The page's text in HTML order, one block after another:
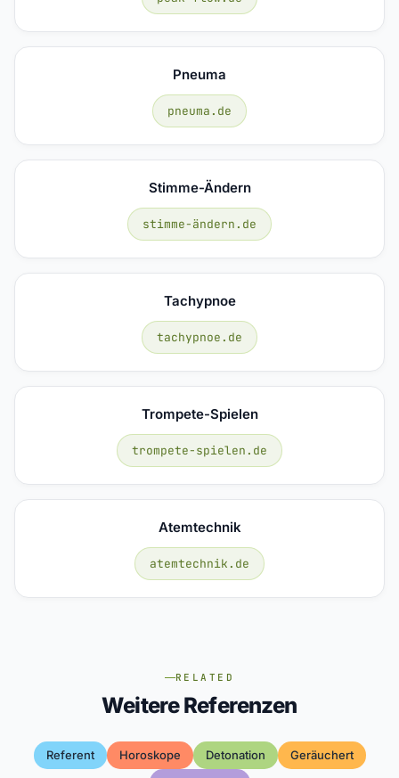
Pneuma
pneuma.de
Stimme-Ändern
stimme-ändern.de
Tachypnoe
tachypnoe.de
Trompete-Spielen
trompete-spielen.de
Atemtechnik
atemtechnik.de
RELATED
Weitere Referenzen
Referent Horoskope Detonation
Geräuchert